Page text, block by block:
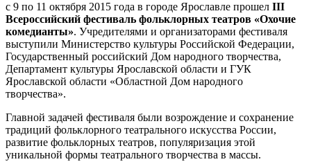
с 9 по 11 октября 2015 года в городе Ярославле прошел III
Всероссийский фестиваль фольклорных театров «Охочие
комедианты». Учредителями и организаторами фестиваля
выступили Министерство культуры Российской Федерации,
Государственный российский Дом народного творчества,
Департамент культуры Ярославской области и ГУК
Ярославской области «Областной Дом народного
творчества».
Главной задачей фестиваля были возрождение и сохранение
традиций фольклорного театрального искусства России,
развитие фольклорных театров, популяризация этой
уникальной формы театрального творчества в массы.